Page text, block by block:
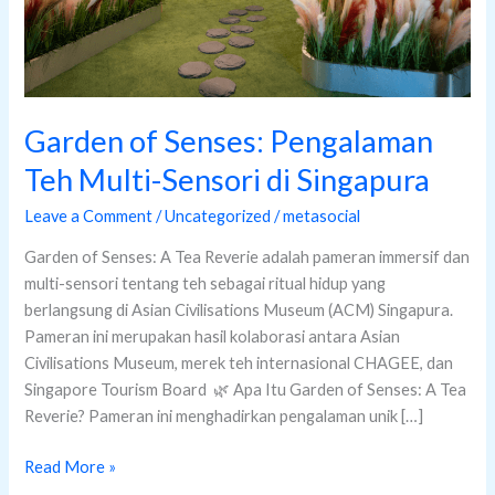
Garden of Senses: Pengalaman
Teh Multi-Sensori di Singapura
Leave a Comment /Uncategorized /metasocial
Garden of Senses: A Tea Reverie adalah pameran immersif dan
multi-sensori tentang teh sebagai ritual hidup yang
berlangsung di Asian Civilisations Museum (ACM) Singapura.
Pameran ini merupakan hasil kolaborasi antara Asian
Civilisations Museum, merek teh internasional CHAGEE, dan
Singapore Tourism Board 🌿 Apa Itu Garden of Senses: A Tea
Reverie? Pameran ini menghadirkan pengalaman unik […]
Singapura
Read More »